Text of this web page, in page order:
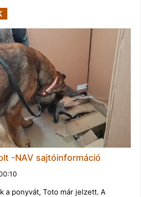
-NAV sajtóinformáció
a ponyvát, Toto már jelzett. A